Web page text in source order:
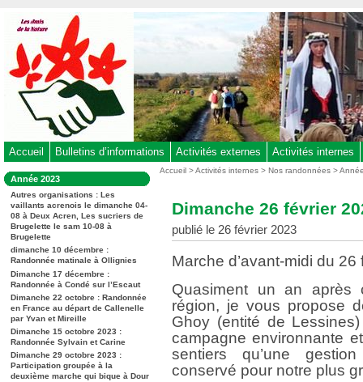
au
contenu
-
Aller
au
menu
-
à
la
recherche
Accueil Bulletins d’informations Activités externes Activités internes
Dans
la
rubrique
:
Année 2023
Autres organisations : Les
vaillants acrenois le dimanche 04-
08 à Deux Acren, Les sucriers de
Brugelette le sam 10-08 à
Brugelette
dimanche 10 décembre :
Randonnée matinale à Ollignies
Dimanche 17 décembre :
Randonnée à Condé sur l’Escaut
Dimanche 22 octobre : Randonnée
en France au départ de Callenelle
par Yvan et Mireille
Dimanche 15 octobre 2023 :
Randonnée Sylvain et Carine
Dimanche 29 octobre 2023 :
Participation groupée à la
deuxième marche qui bique à Dour
Vous
Accueil >Activités internes >Nos randonnées>
Dimanche 26 février
publié le 26 février 2023
Marche d’avant-midi du 26
Quasiment un an après
région, je vous propose
Ghoy (entité de
campagne environnante
sentiers qu’une
conservé pour notre plus